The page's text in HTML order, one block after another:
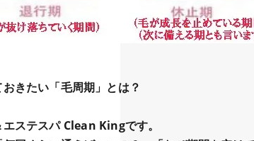
きたい「毛周期」とは？
ステスパ Clean Kingです。